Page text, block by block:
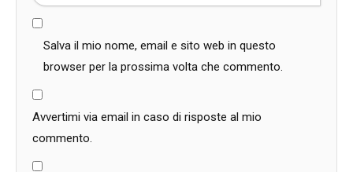
Salva il mio nome, email e sito web in questo
browser per la prossima volta che commento.
Avvertimi via email in caso di risposte al mio
commento.